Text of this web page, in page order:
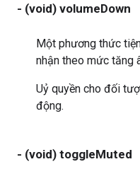
- (void) volumeDown
Một phương thức
nhận theo mức tăng
Uỷ quyền cho đối
động.
- (void) toggleMuted